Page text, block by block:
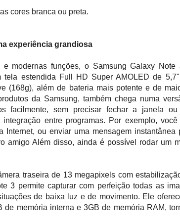
cores branca ou preta.
experiência grandiosa
modernas funções, o Samsung Galaxy
tela estendida Full HD Super AMOLED de
(168g), além de bateria mais potente e de
da Samsung, também chega numa
facilmente, sem precisar fechar a janela
integração entre programas. Por exemplo,
Internet, ou enviar uma mensagem
amigo Além disso, ainda é possível rodar um
traseira de 13 megapixels com
3 permite capturar com perfeição todas as
de baixa luz e de movimento. Ele
de memória interna e 3GB de memória RAM,